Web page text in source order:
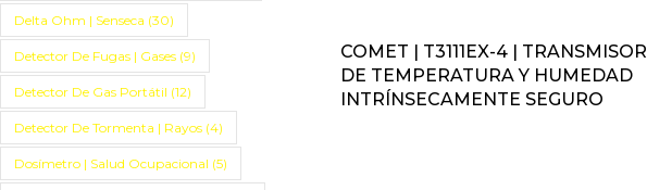
Delta Ohm | Senseca (30)
Detector De Fugas | Gases (9)
Detector De Gas Portátil (12)
Detector De Tormenta | Rayos (4)
Dosímetro | Salud Ocupacional (5)
COMET | T3111EX-4 | TRANSMISOR
DE TEMPERATURA Y HUMEDAD
INTRÍNSECAMENTE SEGURO